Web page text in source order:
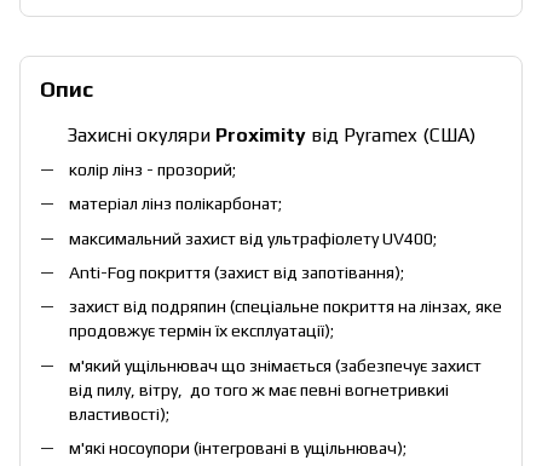
Опис
Захисні окуляри Proximity від Pyramex (США)
колір лінз - прозорий;
матеріал лінз полікарбонат;
максимальний захист від ультрафіолету UV400;
Anti-Fog покриття (захист від запотівання);
захист від подряпин (спеціальне покриття на лінзах, яке
продовжує термін їх експлуатації);
м'який ущільнювач що знімається (забезпечує захист
від пилу, вітру, до того ж має певні вогнетривкиі
властивості);
м'які носоупори (інтегровані в ущільнювач);